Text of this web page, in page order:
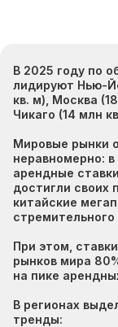
В 2025 году по
лидируют Нью-
кв. м), Москва
Чикаго (14 млн
Мировые рынки
неравномерно:
арендные
достигли своих
китайские
При этом,
рынков мира
на пике
В регионах
тренды: